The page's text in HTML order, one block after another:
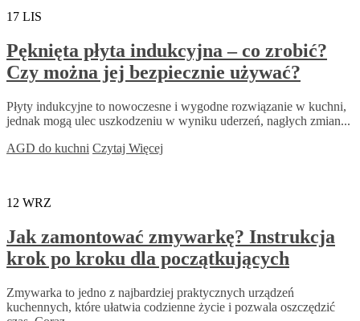
17 LIS
Pęknięta płyta indukcyjna – co zrobić?
Czy można jej bezpiecznie używać?
Płyty indukcyjne to nowoczesne i wygodne rozwiązanie w kuchni,
jednak mogą ulec uszkodzeniu w wyniku uderzeń, nagłych zmian...
AGD do kuchni Czytaj Więcej
12 WRZ
Jak zamontować zmywarkę? Instrukcja
krok po kroku dla początkujących
Zmywarka to jedno z najbardziej praktycznych urządzeń
kuchennych, które ułatwia codzienne życie i pozwala oszczędzić